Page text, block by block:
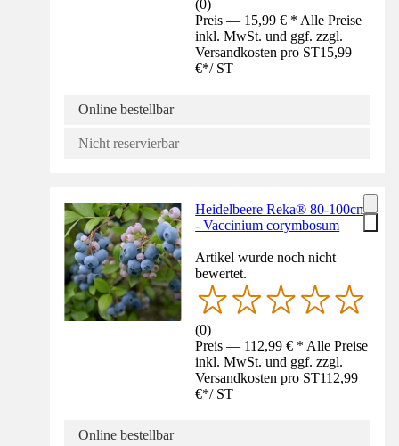
(0)
Preis — 15,99 € * Alle Preise
inkl. MwSt. und ggf. zzgl.
Versandkosten pro ST15,99
€*/ ST
Online bestellbar
Nicht reservierbar
Heidelbeere Reka® 80-100cm
- Vaccinium corymbosum
Artikel wurde noch nicht
bewertet.
(0)
Preis — 112,99 € * Alle Preise
inkl. MwSt. und ggf. zzgl.
Versandkosten pro ST112,99
€*/ ST
Online bestellbar